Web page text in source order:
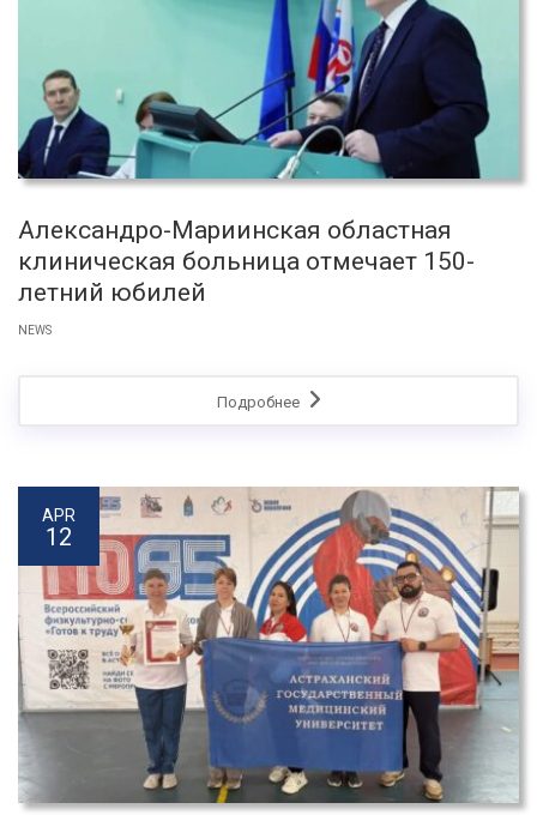
Александро-Мариинская областная
клиническая больница отмечает 150-
летний юбилей
NEWS
Подробнее
APR
12